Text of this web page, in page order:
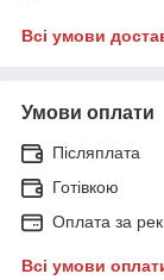
Всі умови
Умови оплати
Післяплата
Готівкою
Оплата за
Всі умови